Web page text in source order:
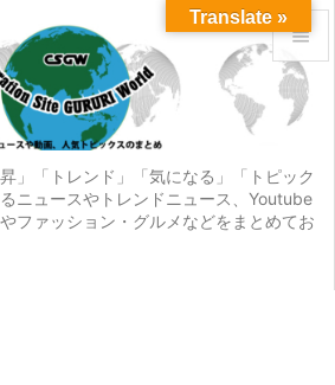
」「トレンド」「気になる」「トピック
ニュースやトレンドニュース、Youtube
ファッション・グルメなどをまとめてお


メニュ
サイド

前へ
Translate »